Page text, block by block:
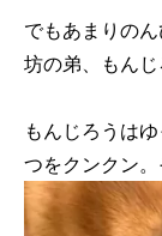
でもあまりの
坊の弟、もん
もんじろうは
つをクンクン。